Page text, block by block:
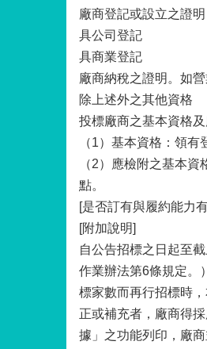
廠商登記或設立之證明
具公司登記
具商業登記
廠商納稅之證明。如
除上述外之其他資格
投標廠商之基本資格
（1）基本資格：領有
（2）應檢附之基本
點。
[是否訂有與履約能力
[附加說明]
自公告招標之日起至
作業辦法第6條規定。
標家數而再行招標時
正或補充者，廠商得
據」之功能列印，廠